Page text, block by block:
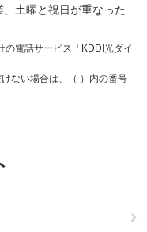
、土曜と祝日が重なった
電話サービス「KDDI光ダイ
ない場合は、（ ）内の番号